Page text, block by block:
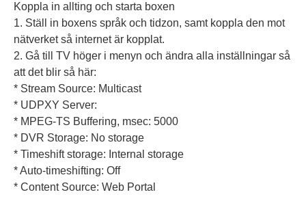
Koppla in allting och starta boxen
1. Ställ in boxens språk och tidzon, samt koppla den mot
nätverket så internet är kopplat.
2. Gå till TV höger i menyn och ändra alla inställningar så
att det blir så här:
* Stream Source: Multicast
* UDPXY Server:
* MPEG-TS Buffering, msec: 5000
* DVR Storage: No storage
* Timeshift storage: Internal storage
* Auto-timeshifting: Off
* Content Source: Web Portal